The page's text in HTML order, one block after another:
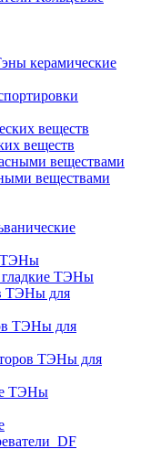
керамические
веществ
веществами
ТЭНы
ТЭНы
ТЭНы для
ТЭНы для
ТЭНы для
ТЭНы